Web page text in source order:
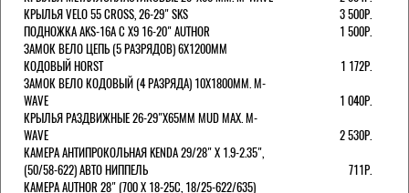
КРЫЛЬЯ VELO 55 CROSS, 26-29" SKS
3 500Р.
ПОДНОЖКА AKS-16A C X9 16-20" AUTHOR
1 500Р.
ЗАМОК ВЕЛО ЦЕПЬ (5 РАЗРЯДОВ) 6Х1200ММ
КОДОВЫЙ HORST
1 172Р.
ЗАМОК ВЕЛО КОДОВЫЙ (4 РАЗРЯДА) 10Х1800ММ. M-
WAVE
1 040Р.
КРЫЛЬЯ РАЗДВИЖНЫЕ 26-29"Х65ММ MUD MAX. M-
WAVE
2 530Р.
КАМЕРА АНТИПРОКОЛЬНАЯ KENDA 29/28" Х 1.9-2.35",
(50/58-622) АВТО НИППЕЛЬ
711Р.
КАМЕРА AUTHOR 28" (700 Х 18-25С, 18/25-622/635)